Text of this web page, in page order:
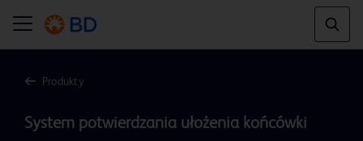
Produkty
System potwierdzania ułożenia końcówki